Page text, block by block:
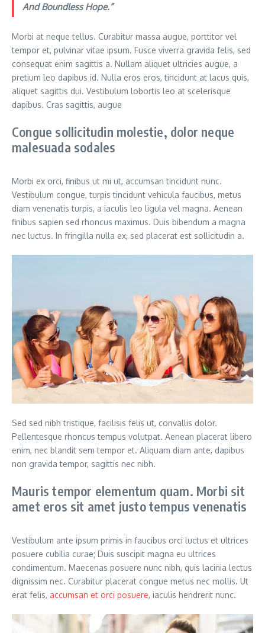
And Boundless Hope.”
Morbi at neque tellus. Curabitur massa augue, porttitor vel
tempor et, pulvinar vitae ipsum. Fusce viverra gravida felis, sed
consequat enim sagittis a. Nullam aliquet ultricies augue, a
pretium leo dapibus id. Nulla eros eros, tincidunt at lacus quis,
aliquet sagittis dui. Vestibulum lobortis leo at scelerisque
dapibus. Cras sagittis, augue
Congue sollicitudin molestie, dolor neque
malesuada sodales
Morbi ex orci, finibus ut mi ut, accumsan tincidunt nunc.
Vestibulum congue, turpis tincidunt vehicula faucibus, metus
diam venenatis turpis, a iaculis leo ligula vel magna. Aenean
finibus sapien sed rhoncus maximus. Duis bibendum a magna
nec luctus. In fringilla nulla ex, sed placerat est sollicitudin a.
Sed sed nibh tristique, facilisis felis ut, convallis dolor.
Pellentesque rhoncus tempus volutpat. Aenean placerat libero
enim, nec blandit sem tempor et. Aliquam diam ante, dapibus
non gravida tempor, sagittis nec nibh.
Mauris tempor elementum quam. Morbi sit
amet eros sit amet justo tempus venenatis
Vestibulum ante ipsum primis in faucibus orci luctus et ultrices
posuere cubilia curae; Duis suscipit magna eu ultrices
condimentum. Maecenas posuere nunc nibh, quis lacinia lectus
dignissim nec. Curabitur placerat congue metus nec mollis. Ut
erat felis, accumsan et orci posuere, iaculis hendrerit nunc.